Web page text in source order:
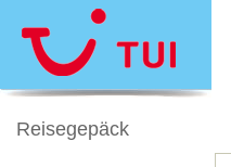
Reisegepäck